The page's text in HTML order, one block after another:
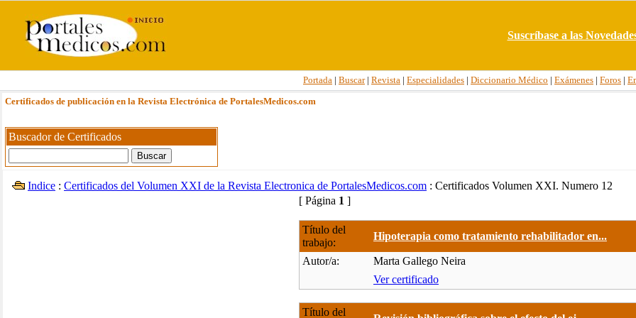
Suscríbase a las
Portada | Buscar| Revista | Especialidades | Diccionario Médico | Exámenes | Foros |
Certificados de publicación en la Revista Electrónica de PortalesMedicos.com
Buscador de Certificados
Indice : Certificados del Volumen XXI de la Revista Electronica de PortalesMedicos.com : Certificados Volumen XXI. Numero 12
[ Página 1 ]
Título del
trabajo:
Hipoterapia como tratamiento rehabilitador en...
Autor/a:
Marta Gallego Neira
Ver certificado
Título del